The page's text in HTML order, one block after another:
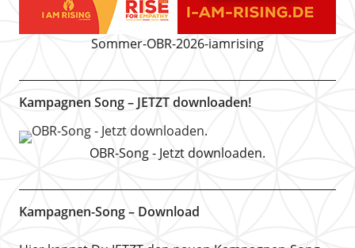
Sommer-OBR-2026-iamrising
Kampagnen Song – JETZT downloaden!
OBR-Song - Jetzt downloaden.
Kampagnen-Song – Download